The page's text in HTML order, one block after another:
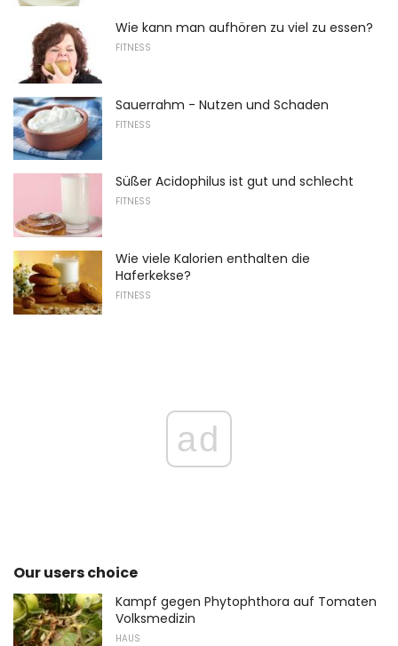
Wie kann man aufhören zu viel zu essen?
FITNESS
Sauerrahm - Nutzen und Schaden
FITNESS
Süßer Acidophilus ist gut und schlecht
FITNESS
Wie viele Kalorien enthalten die
Haferkekse?
FITNESS
ad
Our users choice
Kampf gegen Phytophthora auf Tomaten
Volksmedizin
HAUS